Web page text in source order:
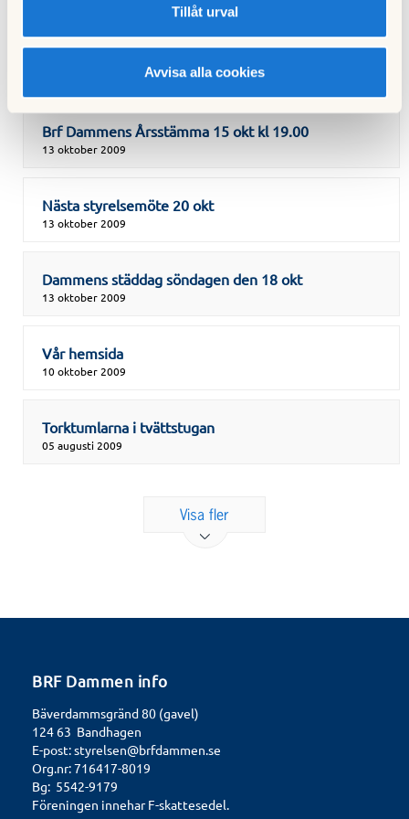
Tillåt urval
Avvisa alla cookies
Brf Dammens Årsstämma 15 okt kl 19.00
13 oktober 2009
Nästa styrelsemöte 20 okt
13 oktober 2009
Dammens städdag söndagen den 18 okt
13 oktober 2009
Vår hemsida
10 oktober 2009
Torktumlarna i tvättstugan
05 augusti 2009
Visa fler
BRF Dammen info
Bäverdammsgränd 80 (gavel)
124 63 Bandhagen
E-post:styrelsen@brfdammen.se
Org.nr: 716417-8019
Bg: 5542-9179
Föreningen innehar F-skattesedel.